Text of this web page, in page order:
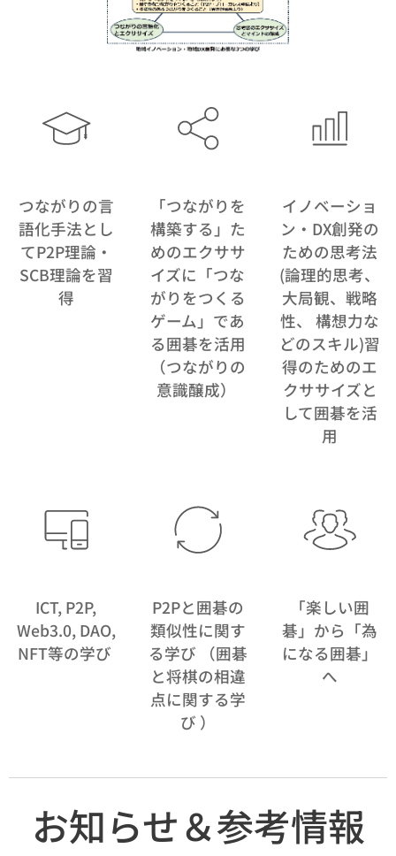
つながりの言
語化手法とし
てP2P理論・
SCB理論を習
得
「つながりを
構築する」た
めのエクササ
イズに「つな
がりをつくる
ゲーム」であ
る囲碁を活用
（つながりの
意識醸成）
イノベーショ
ン・DX創発の
ための思考法
(論理的思考、
大局観、戦略
性、 構想力な
どのスキル)習
得のためのエ
クササイズと
して囲碁を活
用
ICT, P2P,
Web3.0, DAO,
NFT等の学び
P2Pと囲碁の
類似性に関す
る学び （囲碁
と将棋の相違
点に関する学
び ）
「楽しい囲
碁」から「為
になる囲碁」
へ
お知らせ＆参考情報